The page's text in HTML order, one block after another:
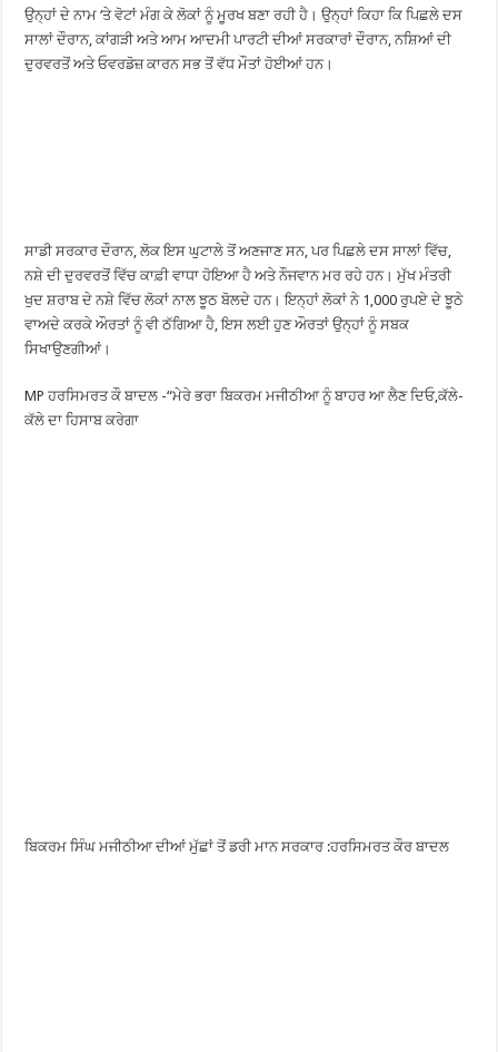
ਉਨ੍ਹਾਂ ਦੇ ਨਾਮ ‘ਤੇ ਵੋਟਾਂ ਮੰਗ ਕੇ ਲੋਕਾਂ ਨੂੰ ਮੂਰਖ ਬਣਾ ਰਹੀ ਹੈ। ਉਨ੍ਹਾਂ ਕਿਹਾ ਕਿ ਪਿਛਲੇ ਦਸ
ਸਾਲਾਂ ਦੌਰਾਨ, ਕਾਂਗੜੀ ਅਤੇ ਆਮ ਆਦਮੀ ਪਾਰਟੀ ਦੀਆਂ ਸਰਕਾਰਾਂ ਦੌਰਾਨ, ਨਸ਼ਿਆਂ ਦੀ
ਦੁਰਵਰਤੋਂ ਅਤੇ ਓਵਰਡੋਜ਼ ਕਾਰਨ ਸਭ ਤੋਂ ਵੱਧ ਮੌਤਾਂ ਹੋਈਆਂ ਹਨ।
ਸਾਡੀ ਸਰਕਾਰ ਦੌਰਾਨ, ਲੋਕ ਇਸ ਘੁਟਾਲੇ ਤੋਂ ਅਣਜਾਣ ਸਨ, ਪਰ ਪਿਛਲੇ ਦਸ ਸਾਲਾਂ ਵਿੱਚ,
ਨਸ਼ੇ ਦੀ ਦੁਰਵਰਤੋਂ ਵਿੱਚ ਕਾਫ਼ੀ ਵਾਧਾ ਹੋਇਆ ਹੈ ਅਤੇ ਨੌਜਵਾਨ ਮਰ ਰਹੇ ਹਨ। ਮੁੱਖ ਮੰਤਰੀ
ਖੁਦ ਸ਼ਰਾਬ ਦੇ ਨਸ਼ੇ ਵਿੱਚ ਲੋਕਾਂ ਨਾਲ ਝੂਠ ਬੋਲਦੇ ਹਨ। ਇਨ੍ਹਾਂ ਲੋਕਾਂ ਨੇ 1,000 ਰੁਪਏ ਦੇ ਝੂਠੇ
ਵਾਅਦੇ ਕਰਕੇ ਔਰਤਾਂ ਨੂੰ ਵੀ ਠੱਗਿਆ ਹੈ, ਇਸ ਲਈ ਹੁਣ ਔਰਤਾਂ ਉਨ੍ਹਾਂ ਨੂੰ ਸਬਕ
ਸਿਖਾਉਣਗੀਆਂ।
MP ਹਰਸਿਮਰਤ ਕੌ ਬਾਦਲ -“ਮੇਰੇ ਭਰਾ ਬਿਕਰਮ ਮਜੀਠੀਆ ਨੂੰ ਬਾਹਰ ਆ ਲੈਣ ਦਿਓ,ਕੱਲੇ-
ਕੱਲੇ ਦਾ ਹਿਸਾਬ ਕਰੇਗਾ
ਬਿਕਰਮ ਸਿੰਘ ਮਜੀਠੀਆ ਦੀਆਂ ਮੁੱਛਾਂ ਤੋਂ ਡਰੀ ਮਾਨ ਸਰਕਾਰ :ਹਰਸਿਮਰਤ ਕੌਰ ਬਾਦਲ